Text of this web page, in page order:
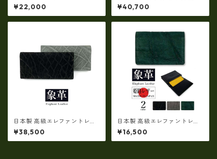
姫路レザー スリム マネークリ
ップ 札ばさみ 本革 リアルレザ
ー(5176)
¥22,000
エレファントレザー ラウンド
ファスナー長財布 本革 象革(ly
1102)
¥40,700
日本製 高級エレファントレザ
ー × 姫路レザー ロングウォレ
ット長財布 本革 リアルレザー
(5170ur)
¥38,500
日本製 高級エレファントレザ
ー × 姫路レザー 名刺入れ カー
ドケース 本革 リアルレザー(51
72ur)
¥16,500